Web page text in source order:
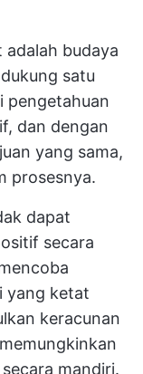
budaya
satu
pengetahuan
dan dengan
yang sama,
prosesnya.
dapat
secara
yang ketat
keracunan
mandiri.